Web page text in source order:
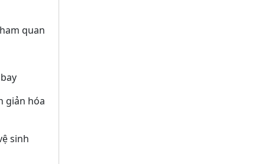
quan
giản hóa
sinh